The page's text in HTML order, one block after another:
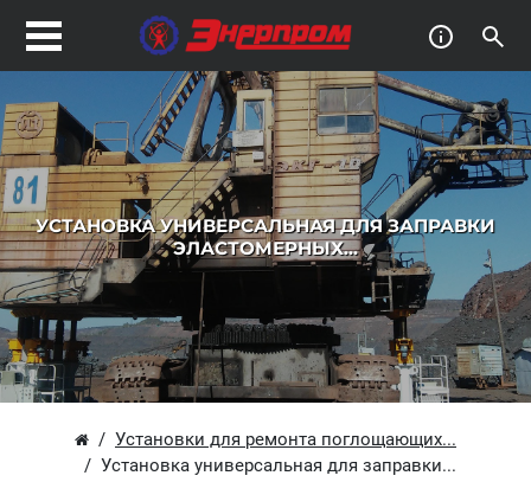
УСТАНОВКА УНИВЕРСАЛЬНАЯ ДЛЯ ЗАПРАВКИ
ЭЛАСТОМЕРНЫХ...
Установки для ремонта поглощающих...
Установка универсальная для заправки...